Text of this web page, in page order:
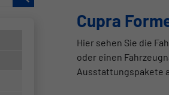
Cupra
Hier sehen Sie die
oder einen
Ausstattungspakete